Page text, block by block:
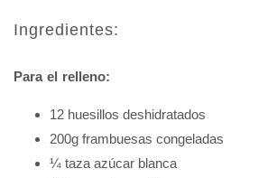
Ingredientes:
Para el relleno:
12 huesillos deshidratados
200g frambuesas congeladas
¼ taza azúcar blanca